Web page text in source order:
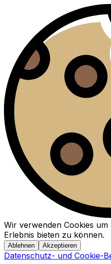
Wir verwenden Cookies
Erlebnis bieten zu können.
Ablehnen Akzeptieren
Datenschutz- und Cookie-